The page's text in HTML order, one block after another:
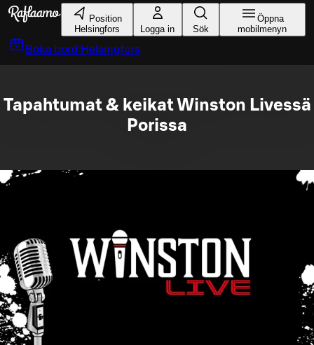
Gå till huvudinnehållet
Position
Helsingfors
Logga in Sök
Öppna
mobilmenyn
Boka bord Helsingfors
Tapahtumat & keikat Winston Livessä
Porissa